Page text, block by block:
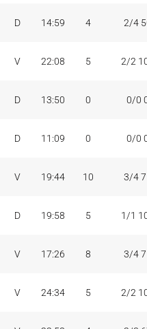
D 14:59 4 2/4
V 22:08 5 2/2
D 13:50 0 0/0
D 11:09 0 0/0
V 19:44 10 3/4
D 19:58 5 1/1
V 17:26 8 3/4
V 24:34 5 2/2